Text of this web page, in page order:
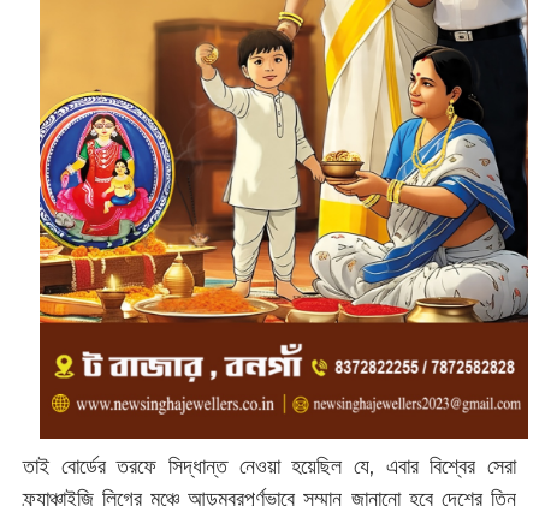
তাই বোর্ডের তরফে সিদ্ধান্ত নেওয়া হয়েছিল যে, এবার বিশ্বের সেরা
ফ্র্যাঞ্চাইজি লিগের মঞ্চে আড়ম্বরপূর্ণভাবে সম্মান জানানো হবে দেশের তিন